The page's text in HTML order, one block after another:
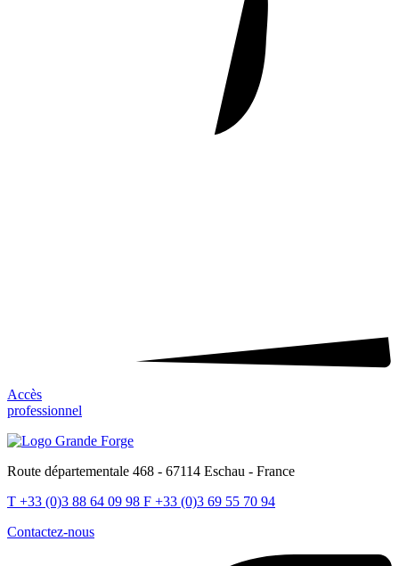
Accès
professionnel
Route départementale 468 - 67114 Eschau - France
T +33 (0)3 88 64 09 98 F +33 (0)3 69 55 70 94
Contactez-nous